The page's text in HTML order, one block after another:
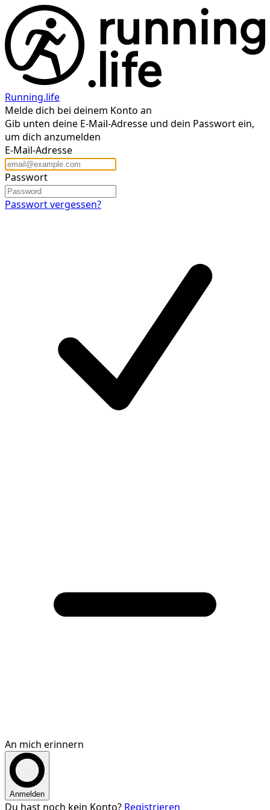
Running.life
Melde dich bei deinem Konto an
Gib unten deine E-Mail-Adresse und dein Passwort ein,
um dich anzumelden
E-Mail-Adresse
Passwort
Passwort vergessen?
An mich erinnern
Anmelden
Du hast noch kein Konto? Registrieren